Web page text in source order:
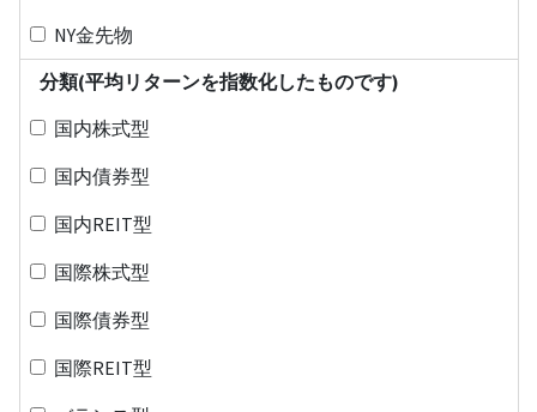
NY金先物
分類(平均リターンを指数化したものです)
国内株式型
国内債券型
国内REIT型
国際株式型
国際債券型
国際REIT型